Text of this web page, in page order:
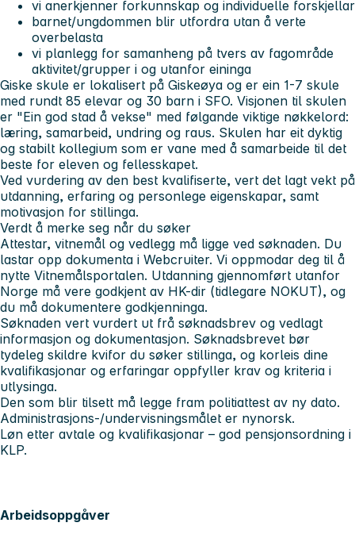
vi anerkjenner forkunnskap og individuelle forskjellar
barnet/ungdommen blir utfordra utan å verte
overbelasta
vi planlegg for samanheng på tvers av fagområde
aktivitet/grupper i og utanfor eininga
Giske skule er lokalisert på Giskeøya og er ein 1-7 skule
med rundt 85 elevar og 30 barn i SFO. Visjonen til skulen
er "Ein god stad å vekse" med følgande viktige nøkkelord:
læring, samarbeid, undring og raus. Skulen har eit dyktig
og stabilt kollegium som er vane med å samarbeide til det
beste for eleven og fellesskapet.
Ved vurdering av den best kvalifiserte, vert det lagt vekt på
utdanning, erfaring og personlege eigenskapar, samt
motivasjon for stillinga.
Verdt å merke seg når du søker
Attestar, vitnemål og vedlegg må ligge ved søknaden. Du
lastar opp dokumenta i Webcruiter. Vi oppmodar deg til å
nytte Vitnemålsportalen. Utdanning gjennomført utanfor
Norge må vere godkjent av HK-dir (tidlegare NOKUT), og
du må dokumentere godkjenninga.
Søknaden vert vurdert ut frå søknadsbrev og vedlagt
informasjon og dokumentasjon. Søknadsbrevet bør
tydeleg skildre kvifor du søker stillinga, og korleis dine
kvalifikasjonar og erfaringar oppfyller krav og kriteria i
utlysinga.
Den som blir tilsett må legge fram politiattest av ny dato.
Administrasjons-/undervisningsmålet er nynorsk.
Løn etter avtale og kvalifikasjonar – god pensjonsordning i
KLP.
Arbeidsoppgåver